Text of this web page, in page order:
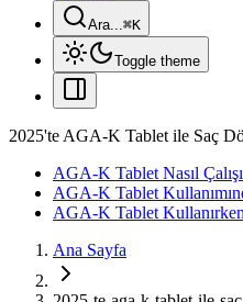
Ara...⌘K
Toggle theme
2025'te AGA-K Tablet ile Saç
AGA-K Tablet Nasıl
AGA-K Tablet
AGA-K Tablet
Ana Sayfa